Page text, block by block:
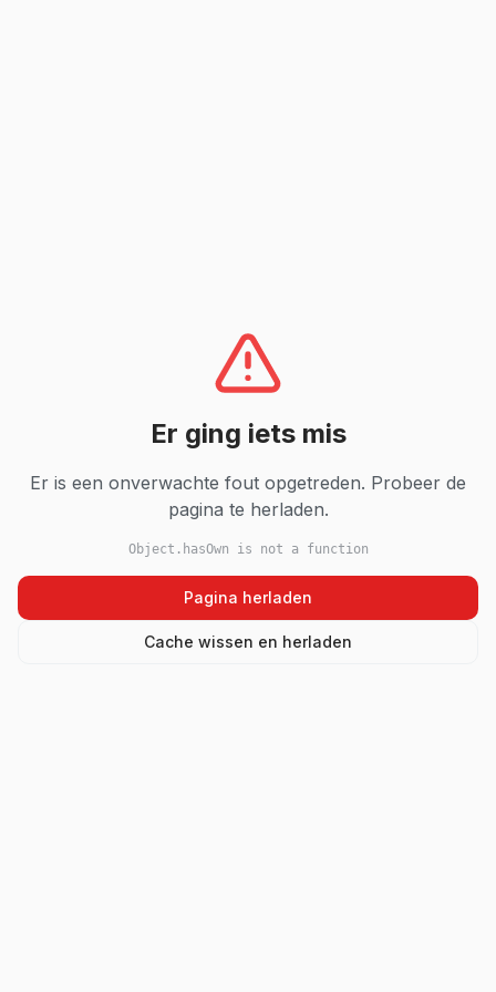
Er ging iets mis
Er is een onverwachte fout opgetreden. Probeer de
pagina te herladen.
Object.hasOwn is not a function
Pagina herladen
Cache wissen en herladen